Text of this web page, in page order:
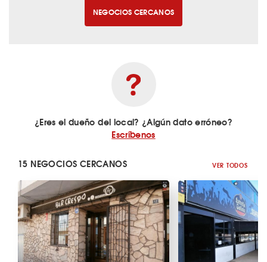
NEGOCIOS CERCANOS
¿Eres el dueño del local? ¿Algún dato erróneo?
Escríbenos
15 NEGOCIOS CERCANOS VER TODOS